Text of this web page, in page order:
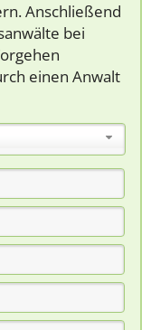
Anschließend
bei
einen Anwalt